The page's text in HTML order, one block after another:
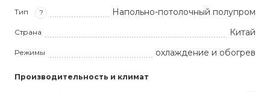
Тип ? Напольно-потолочный полупром
Страна Китай
Режимы охлаждение и обогрев
Производительность и климат